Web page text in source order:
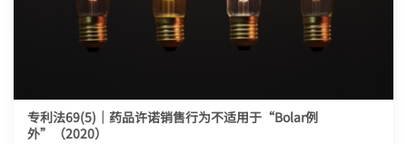
专利法69(5)｜药品许诺销售行为不适用于“Bolar例
外”（2020）